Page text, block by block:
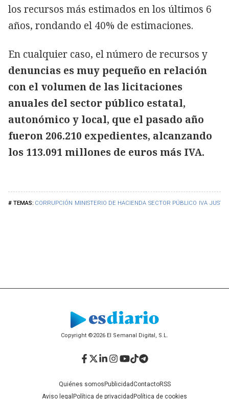
CORRUPCIÓN MINISTERIO DE HACIENDA SECTOR PÚBLICO IVA
los recursos más estimados en los últimos 6
años, rondando el 40% de estimaciones.
En cualquier caso, el número de recursos y
denuncias es muy pequeño en relación
con el volumen de las licitaciones
anuales del sector público estatal,
autonómico y local, que el pasado año
fueron 206.210 expedientes, alcanzando
los 113.091 millones de euros más IVA.
Copyright ©2026 El Semanal Digital, S.L.
Quiénes somos PublicidadContactoRSS
Aviso legal Política de privacidad Política de cookies
Facebook
Twitter
LinkedIn
Instagram
YouTube
TikTok
Telegram